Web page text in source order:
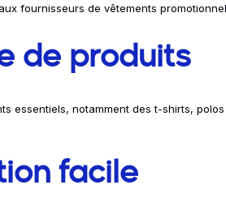
fournisseurs de vêtements
de produits
essentiels, notamment des t-shirts,
facile